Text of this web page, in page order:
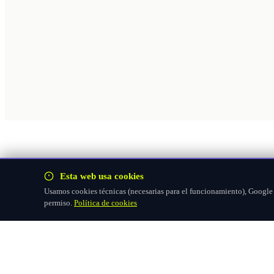
Esta web usa cookies
Usamos cookies técnicas (necesarias para el funcionamiento),
permiso. Política de cookies